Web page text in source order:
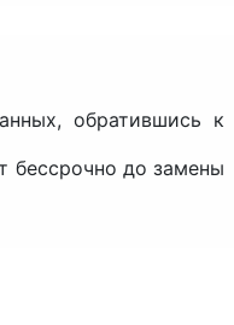
обратившись к
бессрочно до замены